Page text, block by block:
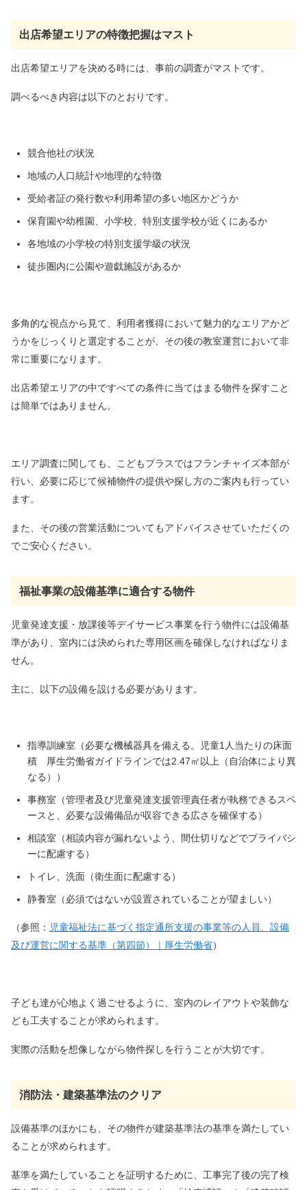
出店希望エリアの特徴把握はマスト
出店希望エリアを決める時には、事前の調査がマストです。
調べるべき内容は以下のとおりです。
競合他社の状況
地域の人口統計や地理的な特徴
受給者証の発行数や利用希望の多い地区かどうか
保育園や幼稚園、小学校、特別支援学校が近くにあるか
各地域の小学校の特別支援学級の状況
徒歩圏内に公園や遊戯施設があるか
多角的な視点から見て、利用者獲得において魅力的なエリアかど
うかをじっくりと選定する ことが、その後の教室運営において非
常に重要になります。
出店希望エリアの中ですべての条件に当てはまる物件を探すこと
は簡単ではありません。
エリア調査に関しても、こどもプラスではフランチャイズ本部が
行い、必要に応じて候補物件の提供や探し方のご案内も行ってい
ます。
また、その後の営業活動についてもアドバイスさせていただくの
でご安心ください。
福祉事業の設備基準に適合する物件
児童発達支援・放課後等デイサービス事業を行う物件には設備基
準があり、室内には決められた専用区画を確保しなければなりま
せん。
主に、以下の設備を設ける必要があります。
指導訓練室（必要な機械器具を備える。児童1人当たりの床面
積 厚生労働省ガイドラインでは2.47㎡以上（自治体により異
なる））
事務室（管理者及び児童発達支援管理責任者が執務できるスペ
ースと、必要な設備備品が収容できる広さを確保する）
相談室（相談内容が漏れないよう、間仕切りなどでプライバシ
ーに配慮する）
トイレ、洗面（衛生面に配慮する）
静養室（必須ではないが設置されていることが望ましい）
（参照： 児童福祉法に基づく指定通所支援の事業等の人員、設備
及び運営に関する基準（第四節）｜厚生労働省）
子ども達が心地よく過ごせるように、室内のレイアウトや装飾な
ども工夫することが求められます。
実際の活動を想像しながら物件探しを行うことが大切です。
消防法・建築基準法のクリア
設備基準のほかにも、その物件が建築基準法の基準を満たしてい
ることが求められます。
基準を満たしていることを証明するために、工事完了後の完了検